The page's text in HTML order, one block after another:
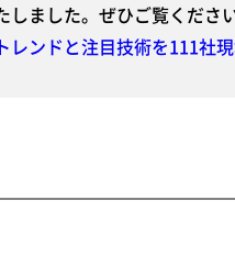
ました。ぜひご覧ください
レンドと注目技術を111社